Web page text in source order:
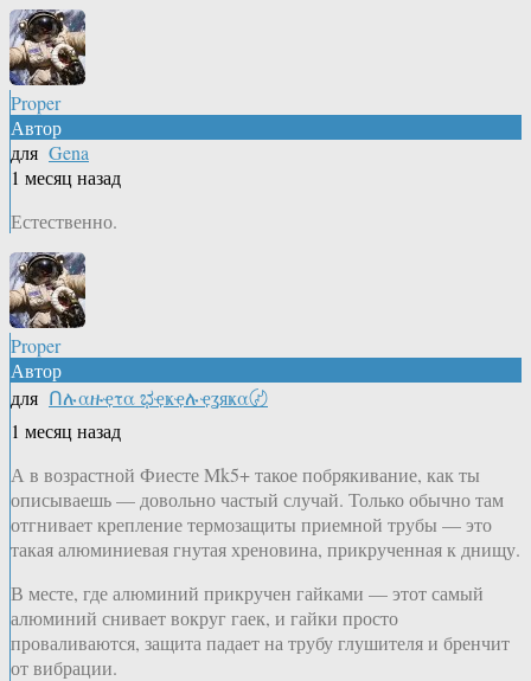
Proper
Автор
для Gena
1 месяц назад
Естественно.
Proper
Автор
для Ոሉαዙҿτα ಭҿҝҿሉҿʓяҝα〄
1 месяц назад
А в возрастной Фиесте Mk5+ такое побрякивание, как ты
описываешь — довольно частый случай. Только обычно там
отгнивает крепление термозащиты приемной трубы — это
такая алюминиевая гнутая хреновина, прикрученная к днищу.
В месте, где алюминий прикручен гайками — этот самый
алюминий снивает вокруг гаек, и гайки просто
проваливаются, защита падает на трубу глушителя и бренчит
от вибрации.